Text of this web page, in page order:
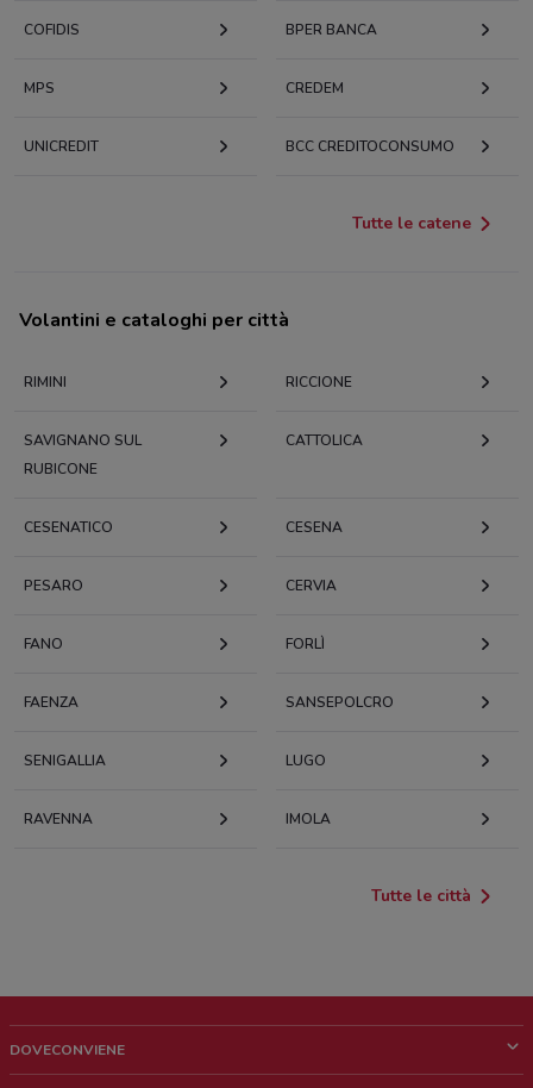
COFIDIS BPER BANCA
MPS CREDEM
UNICREDIT BCC CREDITOCONSUMO
Tutte le catene
Volantini e cataloghi per città
RIMINI RICCIONE
SAVIGNANO SUL
RUBICONE
CATTOLICA
CESENATICO CESENA
PESARO CERVIA
FANO FORLÌ
FAENZA SANSEPOLCRO
SENIGALLIA LUGO
RAVENNA IMOLA
Tutte le città
DOVECONVIENE